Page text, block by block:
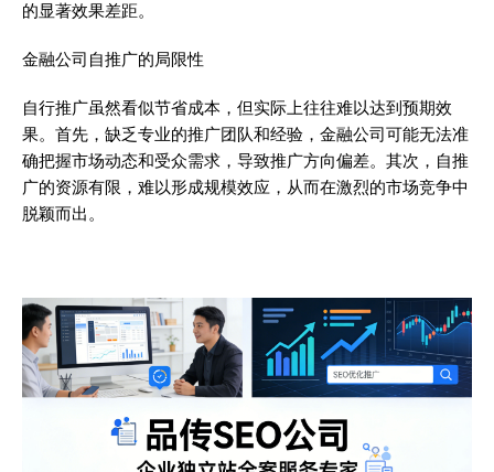
的显著效果差距。
金融公司自推广的局限性
自行推广虽然看似节省成本，但实际上往往难以达到预期效
果。首先，缺乏专业的推广团队和经验，金融公司可能无法准
确把握市场动态和受众需求，导致推广方向偏差。其次，自推
广的资源有限，难以形成规模效应，从而在激烈的市场竞争中
脱颖而出。